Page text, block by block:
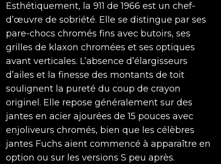
Esthétiquement, la 911 de 1966 est un chef-
d’œuvre de sobriété. Elle se distingue par ses
pare-chocs chromés fins avec butoirs, ses
grilles de klaxon chromées et ses optiques
avant verticales. L’absence d’élargisseurs
d’ailes et la finesse des montants de toit
soulignent la pureté du coup de crayon
originel. Elle repose généralement sur des
jantes en acier ajourées de 15 pouces avec
enjoliveurs chromés, bien que les célèbres
jantes Fuchs aient commencé à apparaître en
option ou sur les versions S peu après.